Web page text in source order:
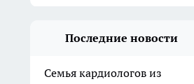
Последние новости
Семья кардиологов из